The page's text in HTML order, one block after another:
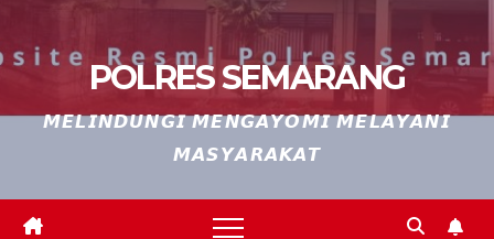
POLRES SEMARANG
𝙈𝙀𝙇𝙄𝙉𝘿𝙐𝙉𝙂𝙄 𝙈𝙀𝙉𝙂𝘼𝙔𝙊𝙈𝙄 𝙈𝙀𝙇𝘼𝙔𝘼𝙉𝙄
𝙈𝘼𝙎𝙔𝘼𝙍𝘼𝙆𝘼𝙏